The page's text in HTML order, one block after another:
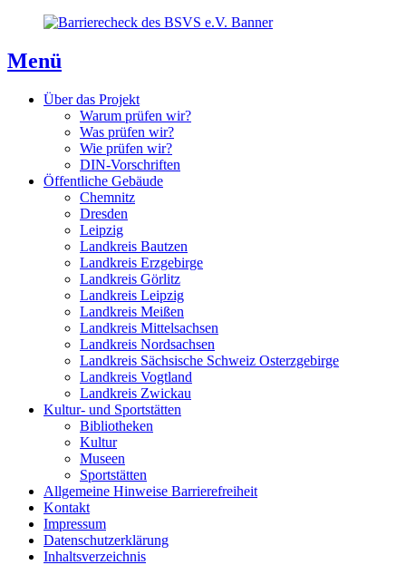
Inhaltsverzeichnis
Kontaktseite
Inhalt
Menü
Über das Projekt
Warum prüfen wir?
Was prüfen wir?
Wie prüfen wir?
DIN-Vorschriften
Öffentliche Gebäude
Chemnitz
Dresden
Leipzig
Landkreis Bautzen
Landkreis Erzgebirge
Landkreis Görlitz
Landkreis Leipzig
Landkreis Meißen
Landkreis Mittelsachsen
Landkreis Nordsachsen
Landkreis Sächsische Schweiz Osterzgebirge
Landkreis Vogtland
Landkreis Zwickau
Kultur- und Sportstätten
Bibliotheken
Kultur
Museen
Sportstätten
Allgemeine Hinweise Barrierefreiheit
Kontakt
Impressum
Datenschutzerklärung
Inhaltsverzeichnis